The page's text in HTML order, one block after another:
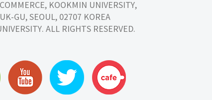
KOOKMIN UNIVERSITY,
GU, SEOUL, 02707 KOREA
ALL RIGHTS RESERVED.